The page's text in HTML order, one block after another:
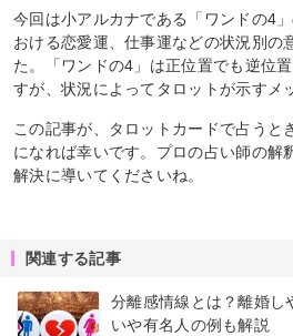
今回は小アルカナである「ワンドの4
おける恋愛運、仕事運などの状況別の
た。「ワンドの4」は正位置でも逆位
すが、状況によってタロットが示すメ
この記事が、タロットカードで占うと
になれば幸いです。プロの占い師の解
解決に導いてくださいね。
関連する記事
分離感情線とは？離婚し
いや有名人の例も解説